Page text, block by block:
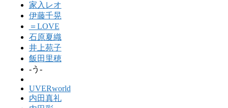
家入レオ
伊藤千晃
＝LOVE
石原夏織
井上苑子
飯田里穂
-う-
UVERworld
内田真礼